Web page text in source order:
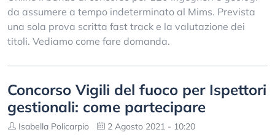
da assumere a tempo indeterminato al Mims. Prevista
una sola prova scritta fast track e la valutazione dei
titoli. Vediamo come fare domanda.
Concorso Vigili del fuoco per Ispettori
gestionali: come partecipare
Isabella Policarpio 2 Agosto 2021 - 10:20